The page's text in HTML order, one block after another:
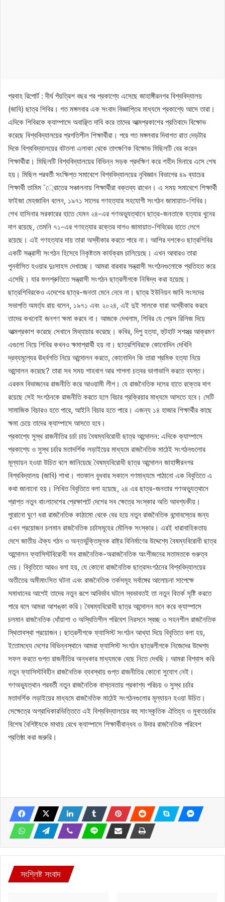
প্রবাহ রিপোর্ট : দীর্ঘ পঁয়ত্রিশ বছর পর প্রকাশ্যে এসেছে জাহাঙ্গীরনগর বিশ্ববিদ্যালয়
(জাবি) ছাত্র শিবির। গত মঙ্গলবার এক সংবাদ বিজ্ঞাপ্তির মাধ্যমে প্রকাশ্যে আসে তারা।
এদিকে শিবিরকে ক্যাম্পাসে অবাঞ্ছিত দাবি করে তাদের আত্মপ্রকাশের প্রতিবাদে বিক্ষোভ
করেছে বিশ্ববিদ্যালয়ের প্রগতিশীল শিক্ষার্থীরা। পরে গত মঙ্গলবার দিবাগত রাত দেড়টার
দিকে বিশ্ববিদ্যালয়ের বটতলা এলাকা থেকে তাৎক্ষণিক বিক্ষোভ মিছিলটি বের করেন
শিক্ষার্থীরা। মিছিলটি বিশ্ববিদ্যালয়ের বিভিন্ন সড়ক প্রদক্ষিণ করে শহীদ মিনারে এসে শেষ
হয়। মিছিল পরবর্তী সংক্ষিপ্ত সমাবেশে বিশ্ববিদ্যালয়ের নৃবিজ্ঞান বিভাগের ৪৯ ব্যাচের
শিক্ষার্থী তামিম ¯্রােতের সঞ্চালনায় শিক্ষার্থীরা বক্তব্য রাখেন। এ সময় সমাবেশে শিক্ষার্থী
ফাইজা মেহজাবিন বলেন, ১৯৭১ সালের গণহত্যার সহযোগী সংগঠন জামায়াত-শিবির।
শেখ হাসিনার সরকারের হাতে যেমন ২৪-এর গণঅভ্যুত্থানে ছাত্র-জনতাকে হত্যার খুনের
দাগ রয়েছে, তেমনি ৭১-এর গণহত্যার রক্তের দাগও জামায়াত-শিবিরের হাতে লেগে
রয়েছে। এই গণহত্যার দায় তারা অস্বীকার করতে পারে না। আশির দশকেও ছাত্রশিবির
একটি সন্ত্রাসী সংগঠন হিসেবে নিকৃষ্টতম কার্যক্রম চালিয়েছে। এখন আবারও তারা
পুনর্বাসিত হওয়ার দুঃসাহস দেখাচ্ছে। আমরা বারবার সন্ত্রাসী সংগঠনগুলোকে প্রতিহত করে
এসেছি। যার ফলশ্রুতিতে সন্ত্রাসী সংগঠন ছাত্রলীগকে নিষিদ্ধ করা হয়েছে।
ছাত্রশিবিরকেও এদেশের ছাত্র-জনতা মেনে নেবে না। ছাত্র ইউনিয়ন জাবি সংসদের
সভাপতি অমর্ত্য রায় বলেন, ১৯৭১ এবং ২০২৪, এই দুই সালকে যারা অস্বীকার করবে
তাদের কখনোই জনগণ ক্ষমা করবে না। আজকে দেখলাম, শিবির যে প্রেস রিলিজ দিয়ে
আত্মপ্রকাশ করেছে সেখানে মিথ্যাচার করেছে। কবির, দিপু হত্যা, হুটহাট সশস্ত্র আক্রমণ
এগুলো নিয়ে শিবির কখনও ক্ষমাপ্রার্থী হয় না। ছাত্রশিবিরকে কোনোদিন দেখিনি
দ্রব্যমূল্যের ঊর্ধ্বগতি নিয়ে আন্দোলন করতে, কোনোদিন কি তারা শ্রমিক হত্যা নিয়ে
আন্দোলন করেছে? তারা সব সময় শাহবাগ আর শাপলা চত্বর ভাগাভাগি করতে ব্যস্ত।
এরকম বিভাজনের রাজনীতি করে আওয়ামী লীগ। যে রাজনৈতিক দলের হাতে রক্তের দাগ
রয়েছে সেই সংগঠনকে রাজনীতি করতে হলে বিচার প্রক্রিয়ার মাধ্যমে আসতে হবে। সেটি
সামাজিক বিচারও হতে পারে, আইনি বিচার হতে পারে। এজন্য ১৪ হাজার শিক্ষার্থীর কাছে
ক্ষমা চেয়ে তাদের ক্যাম্পাসে আসতে হবে।
প্রকাশ্যে সুস্থ রাজনীতির চর্চা চায় বৈষম্যবিরোধী ছাত্র আন্দোলন: এদিকে ক্যাম্পাসে
প্রকাশ্যে ও সুস্থ চর্চার মতাদর্শিক লড়াইয়ের মাধ্যমে রাজনৈতিক মাঠেই সংগঠনগুলোর
মূল্যায়ন হওয়া উচিত বলে জানিয়েছে বৈষম্যবিরোধী ছাত্র আন্দোলন জাহাঙ্গীরনগর
বিশ্ববিদ্যালয় (জাবি) শাখা। গতকাল বুধবার সকালে গণমাধ্যমে পাঠানো এক বিবৃতিতে এ
কথা জানানো হয়। লিখিত বিবৃতিতে বলা হয়েছে, ২৪ এর ছাত্র-জনতার গণঅভ্যুত্থানে
প্রাপ্ত নতুন বাংলাদেশের প্রেক্ষাপটে দেশের সব ক্ষেত্রে সংস্কার অতি আবশ্যকীয়।
পুরোনো ঘুণে ধরা রাজনৈতিক কাঠামো থেকে বের হয়ে নতুন রাজনৈতিক বন্দোবস্তের জন্য
এখন প্রয়োজন চলমান রাজনৈতিক চর্চাসমূহের মৌলিক সংস্কার। এরই ধারাবাহিকতায়
দেশে জাতীয় ঐক্য গঠন ও অন্তর্ভুক্তিমূলক রাষ্ট্র বিনির্মাণের উদ্দেশ্যে বৈষম্যবিরোধী ছাত্র
আন্দোলন ফ্যাসিস্টবিরোধী সব রাজনৈতিক-অরাজনৈতিক অংশীজনের মতামতকে গুরুত্ব
দেয়। বিবৃতিতে আরও বলা হয়, যে কোনো রাজনৈতিক ছাত্রসংগঠনের বিশ্ববিদ্যালয়ের
অতীতের অমীমাংসিত ঘটনা এবং রাজনৈতিক তর্কসমূহ সর্বাঙ্গের আলোচনা সাপেক্ষে
সমাধানের আগেই তাদের নতুন রূপে আবির্ভাব ঘটলে স্বভাবতই তা নতুন বিতর্ক সৃষ্টি করতে
পারে বলে আমরা আশঙ্কা করি। বৈষম্যবিরোধী ছাত্র আন্দোলন মনে করে ক্যাম্পাসে
চলমান রাজনৈতিক ধোঁয়াশা ও অস্থিতিশীল পরিবেশ নিরসনে স্বচ্ছ ও সহনশীল রাজনৈতিক
স্থিতাবস্থা প্রয়োজন। ছাত্রলীগকে ফ্যাসিস্ট সংগঠন আখ্যা দিয়ে বিবৃতিতে বলা হয়,
ইতোমধ্যে দেশের বিভিন্নস্থানে আমরা ফ্যাসিস্ট সংগঠন ছাত্রলীগকে নিজেদের উদ্দেশ্য
সফল করতে গুপ্ত রাজনীতির অন্ধকার মাধ্যমকে বেছে নিতে দেখছি। আমরা বিশ্বাস করি
নতুন ফ্যাসিস্টবিহীন রাজনৈতিক ব্যবস্থায় গুপ্ত রাজনীতির কোনো সুযোগ নেই।
গণঅভ্যুত্থান পরবর্তী নতুন রাজনৈতিক বাস্তবতায় প্রকাশ্য পরিচয় ও সুস্থ চর্চার
মতাদর্শিক লড়াইয়ের মাধ্যমে রাজনৈতিক মাঠেই সংগঠনগুলোর মূল্যায়ন হওয়া উচিত।
সেক্ষেত্রে অগ্রাধিকারভিত্তিতে এই বিশ্ববিদ্যালয়ের বহু সাংস্কৃতিক ঐতিহ্য ও মুক্তচর্চার
বিশেষ বৈশিষ্ট্যকে মাথায় রেখে ক্যাম্পাসে শিক্ষার্থীবান্ধব ও উদার রাজনৈতিক পরিবেশ
প্রতিষ্ঠা করা জরুরি।
সংশ্লিষ্ট সংবাদ